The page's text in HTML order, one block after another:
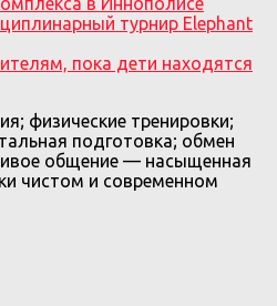
турнир Elephant
пока дети находятся
физические тренировки;
подготовка; обмен
общение — насыщенная
чистом и современном